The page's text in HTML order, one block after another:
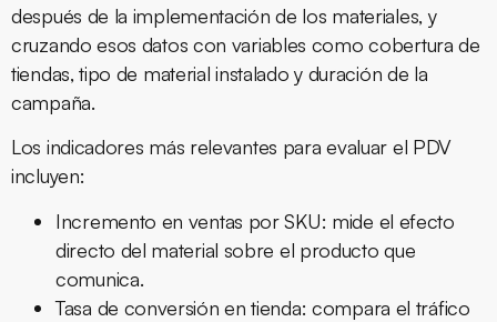
después de la implementación de los materiales, y
cruzando esos datos con variables como cobertura de
tiendas, tipo de material instalado y duración de la
campaña.
Los indicadores más relevantes para evaluar el PDV
incluyen:
Incremento en ventas por SKU: mide el efecto
directo del material sobre el producto que
comunica.
Tasa de conversión en tienda: compara el tráfico